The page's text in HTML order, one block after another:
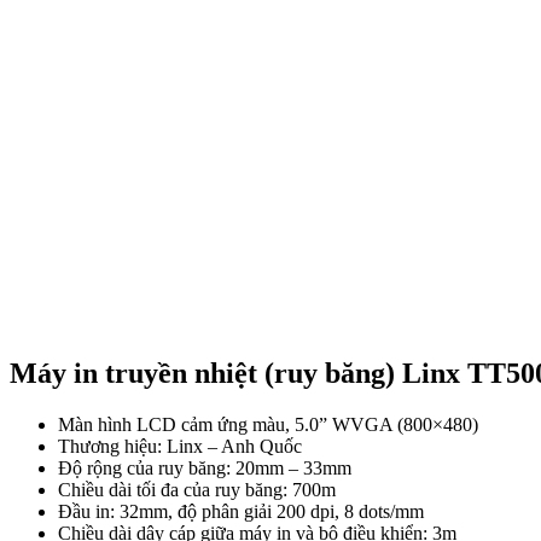
Máy in truyền nhiệt (ruy băng) Linx
Màn hình LCD cảm ứng màu, 5.0” WVGA (800×480)
Thương hiệu: Linx – Anh Quốc
Độ rộng của ruy băng: 20mm – 33mm
Chiều dài tối đa của ruy băng: 700m
Đầu in: 32mm, độ phân giải 200 dpi, 8 dots/mm
Chiều dài dây cáp giữa máy in và bộ điều khiển: 3m